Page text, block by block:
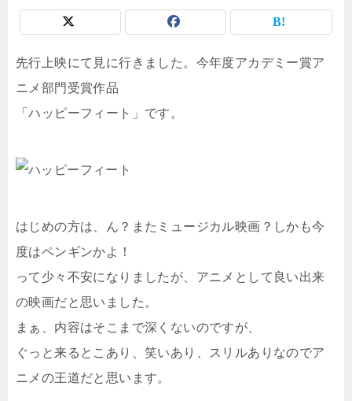
先行上映にて見に行きました。今年度アカデミー賞ア
ニメ部門受賞作品
「ハッピーフィート」です。
はじめの方は、ん？またミュージカル映画？しかも今
度はペンギンかよ！
って少々不安になりましたが、アニメとして良い出来
の映画だと思いました。
まぁ、内容はそこまで深くないのですが、
ぐっと来るとこあり、笑いあり、スリルありなのでア
ニメの王道だと思います。